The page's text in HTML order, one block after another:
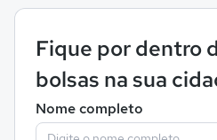
Fique por dentro
bolsas na sua
Nome completo